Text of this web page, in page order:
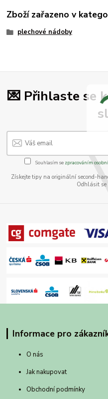
Zboží zařazeno v
plechové nádoby
💌 Přihlaste se
Souhlasím se zpracováním
Získejte tipy na originální second-
Odhlásit se
Informace pro
O nás
Jak nakupovat
Obchodní podmínky